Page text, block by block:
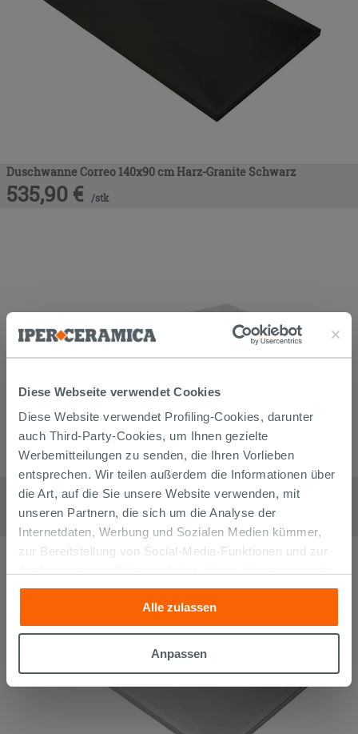
Diese Webseite verwendet Cookies
Diese Website verwendet Profiling-Cookies, darunter
auch Third-Party-Cookies, um Ihnen gezielte
Werbemitteilungen zu senden, die Ihren Vorlieben
entsprechen. Wir teilen außerdem die Informationen über
die Art, auf die Sie unsere Website verwenden, mit
unseren Partnern, die sich um die Analyse der
Internetdaten, Werbung und Sozialen Medien kümmer,
zur Bereitstellung von Social-Media-Funktionen und zur
anderen Informationen, die Sie ihnen geliefert haben oder
die sie aufgrund Ihrer Verwendung ihrer Dienste
gesammelt haben, kombinieren. Falls Sie mehr wissen
möchten oder Ihre Zustimmung zu allen oder einigen
Zustimmung kann durch Klicken auf die Schaltfläche
„Cookies akzeptieren“ gegeben werden. Wenn Sie auf
die Schaltfläche "X" klicken, können Sie das Surfen erst
Alle zulassen
Anpassen
Duschwanne Correo 140x90 cm Harz-Granite Schwarz
535,90 € /stk
Duschwanne Ideal Standard Ultraflat-S i.Life Rechteckig 140x90
cm Weißes Harz
609,90€ stk